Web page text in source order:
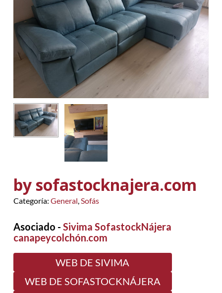
by sofastocknajera.com
Categoría: General Sofás
Asociado - Sivima SofastockNájera
canapeycolchón.com
WEB DE SIVIMA
WEB DE SOFASTOCKNÁJERA